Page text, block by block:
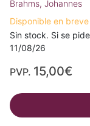
Brahms, Johannes
Disponible en breve
Sin stock. Si se
11/08/26
PVP. 15,00€